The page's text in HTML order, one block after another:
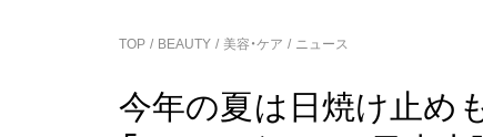
TOP BEAUTY 美容・ケア ニュース
今年の夏は日焼け止